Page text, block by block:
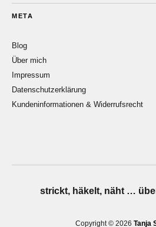
META
Blog
Über mich
Impressum
Datenschutzerklärung
Kundeninformationen & Widerrufsrecht
strickt, häkelt, näht …
Copyright © 2026 Tanja